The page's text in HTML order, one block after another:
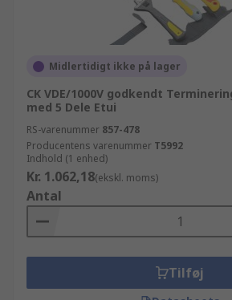
Midlertidigt ikke på lager
CK VDE/1000V godkendt
med 5 Dele Etui
RS-varenummer 857-478
Producentens varenummer T5992
Indhold (1 enhed)
Kr. 1.062,18(ekskl. moms)
Antal
Tilføj